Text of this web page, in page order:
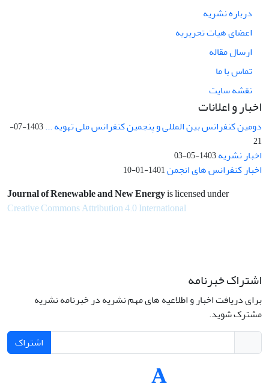
درباره نشریه
اعضای هیات تحریریه
ارسال مقاله
تماس با ما
نقشه سایت
اخبار و اعلانات
دومین کنفرانس بین المللی و پنجمین کنفرانس ملی تهویه ...
1403-07-
21
اخبار نشریه1403-05-03
اخبار کنفرانس های انجمن1401-01-10
Journal of Renewable and New Energyis licensed under
Creative Commons Attribution 4.0 International
اشتراک خبرنامه
برای دریافت اخبار و اطلاعیه های مهم نشریه در خبرنامه نشریه
مشترک شوید.
اشتراک